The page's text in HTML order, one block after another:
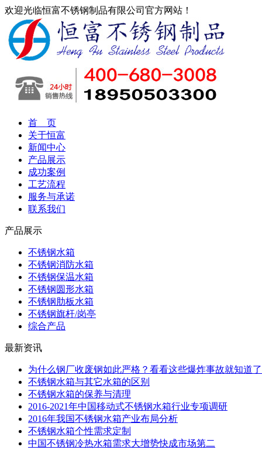
欢迎光临恒富不锈钢制品有限公司官方网站！
首 页
关于恒富
新闻中心
产品展示
成功案例
工艺流程
服务与承诺
联系我们
产品展示
不锈钢水箱
不锈钢消防水箱
不锈钢保温水箱
不锈钢圆形水箱
不锈钢肋板水箱
不锈钢旗杆/岗亭
综合产品
最新资讯
为什么钢厂收废钢如此严格？看看这些爆炸事故就知道
不锈钢水箱与其它水箱的区别
不锈钢水箱的保养与清理
2016-2021年中国移动式不锈钢水箱行业专项调研
2016年我国不锈钢水箱产业布局分析
不锈钢水箱个性需求定制
中国不锈钢冷热水箱需求大增势快成市场第二